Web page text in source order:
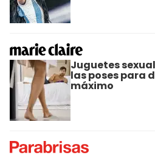
Juguetes
las poses para
máximo